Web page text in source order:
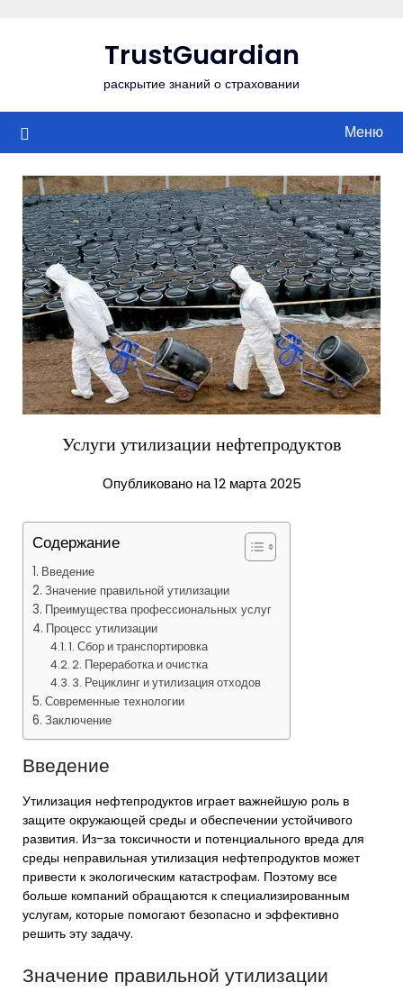
TrustGuardian
раскрытие знаний о страховании
Меню
Услуги утилизации нефтепродуктов
Опубликовано на 12 марта 2025
Содержание
Введение
Значение правильной утилизации
Преимущества профессиональных услуг
Процесс утилизации
1. Сбор и транспортировка
2. Переработка и очистка
3. Рециклинг и утилизация отходов
Современные технологии
Заключение
Введение
Утилизация нефтепродуктов играет важнейшую роль в
защите окружающей среды и обеспечении устойчивого
развития. Из-за токсичности и потенциального вреда для
среды неправильная утилизация нефтепродуктов может
привести к экологическим катастрофам. Поэтому все
больше компаний обращаются к специализированным
услугам, которые помогают безопасно и эффективно
решить эту задачу.
Значение правильной утилизации